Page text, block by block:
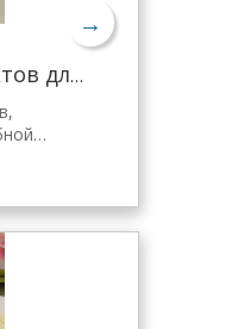
→
Порошок лимона и фруктов для желе Tang
самой
лимона.
в